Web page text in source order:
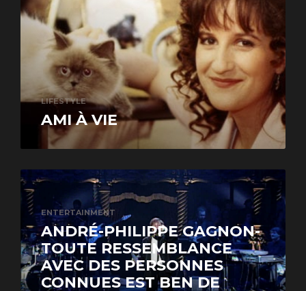
LIFESTYLE
AMI À VIE
ENTERTAINMENT
ANDRÉ-PHILIPPE GAGNON-
TOUTE RESSEMBLANCE
AVEC DES PERSONNES
CONNUES EST BEN DE